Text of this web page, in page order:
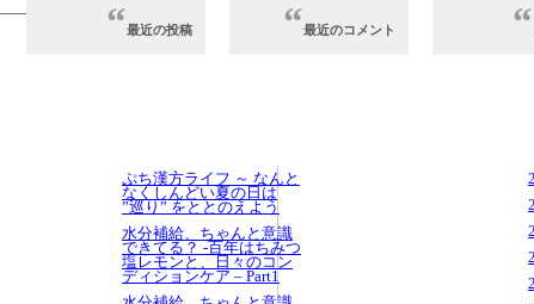
最近の投稿
ぷち漢方ライフ ～ なんと
なくしんどい夏の日は
”巡り” をととのえよう
⽔分補給、ちゃんと意識
できてる？ -百年はちみつ
塩レモンと、⽇々のコン
ディションケア – Part1
最近のコメント